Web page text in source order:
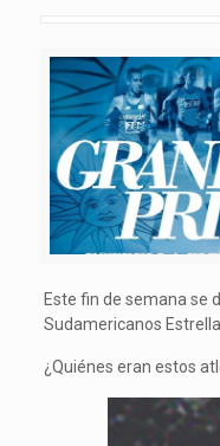
Este fin de semana se
Sudamericanos
¿Quiénes eran estos